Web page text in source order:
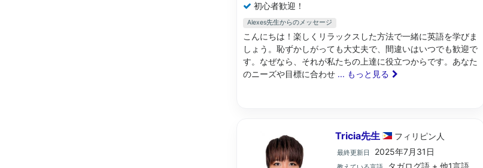
初心者歓迎！
Alexes先生からのメッセージ
こんにちは！楽しくリラックスした方法で一緒に英語を学びま
しょう。恥ずかしがっても大丈夫で、間違いはいつでも歓迎で
す。なぜなら、それが私たちの上達に役立つからです。あなた
のニーズや目標に合わせ ... もっと見る
Tricia先生 フィリピン 人
最終更新日 2025年7月31日
タガログ語 + 他1言語